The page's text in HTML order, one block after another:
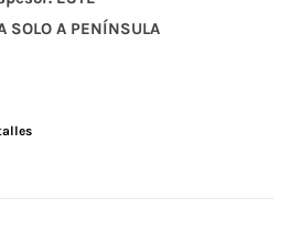
SOLO A PENÍNSULA